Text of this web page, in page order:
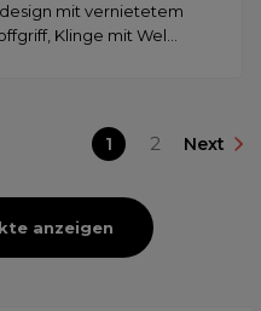
mit vernietetem
Klinge mit Wel...
1 2 Next
anzeigen